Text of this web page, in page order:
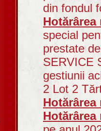
din fondul
Hotărârea
special
prestate
SERVICE
gestiunii
2 Lot 2
Hotărârea
Hotărârea